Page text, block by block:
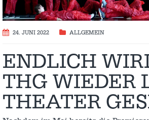
24. JUNI 2022 ALLGEMEIN
ENDLICH
THG WIEDER
THEATER